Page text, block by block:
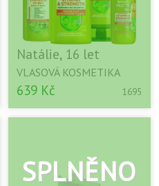
Natálie, 16 let
VLASOVÁ KOSMETIKA
639 Kč 1695